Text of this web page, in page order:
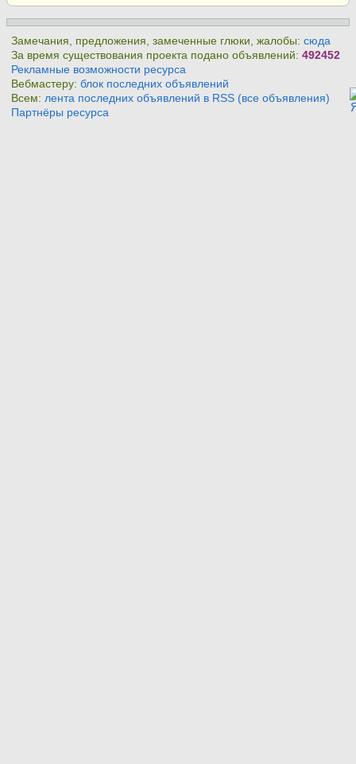
Замечания, предложения, замеченные глюки, жалобы:сюда
За время существования проекта подано объявлений:492452
Рекламные возможности ресурса
Вебмастеру:блок последних объявлений
Всем: лента последних объявлений в RSS (все объявления)
Партнёры ресурса